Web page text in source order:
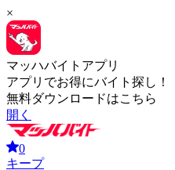
×
マッハバイトアプリ
アプリでお得にバイト探し！
無料ダウンロードはこちら
開く
0
キープ